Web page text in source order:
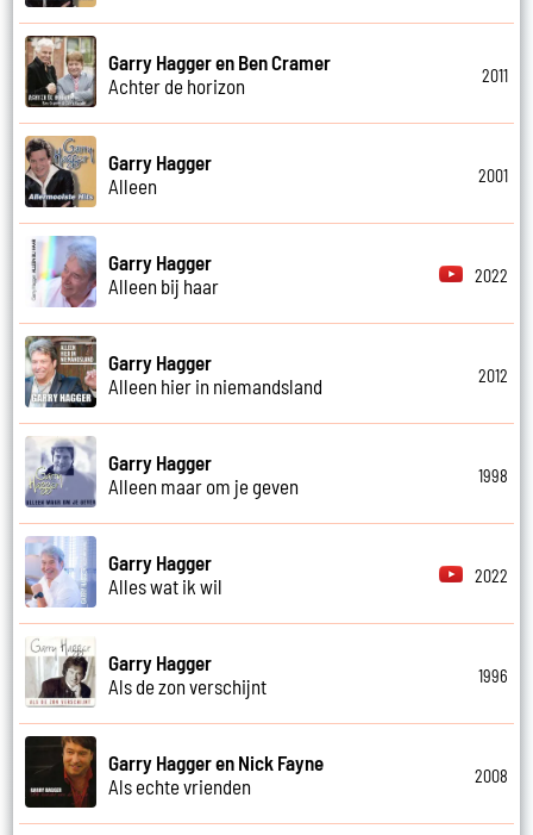
Garry Hagger en Ben Cramer
Achter de horizon
2011
Garry Hagger
Alleen
2001
Garry Hagger
Alleen bij haar
2022
Garry Hagger
Alleen hier in niemandsland
2012
Garry Hagger
Alleen maar om je geven
1998
Garry Hagger
Alles wat ik wil
2022
Garry Hagger
Als de zon verschijnt
1996
Garry Hagger en Nick Fayne
Als echte vrienden
2008